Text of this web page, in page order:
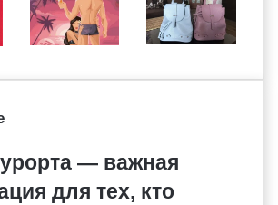
— важная
для тех, кто